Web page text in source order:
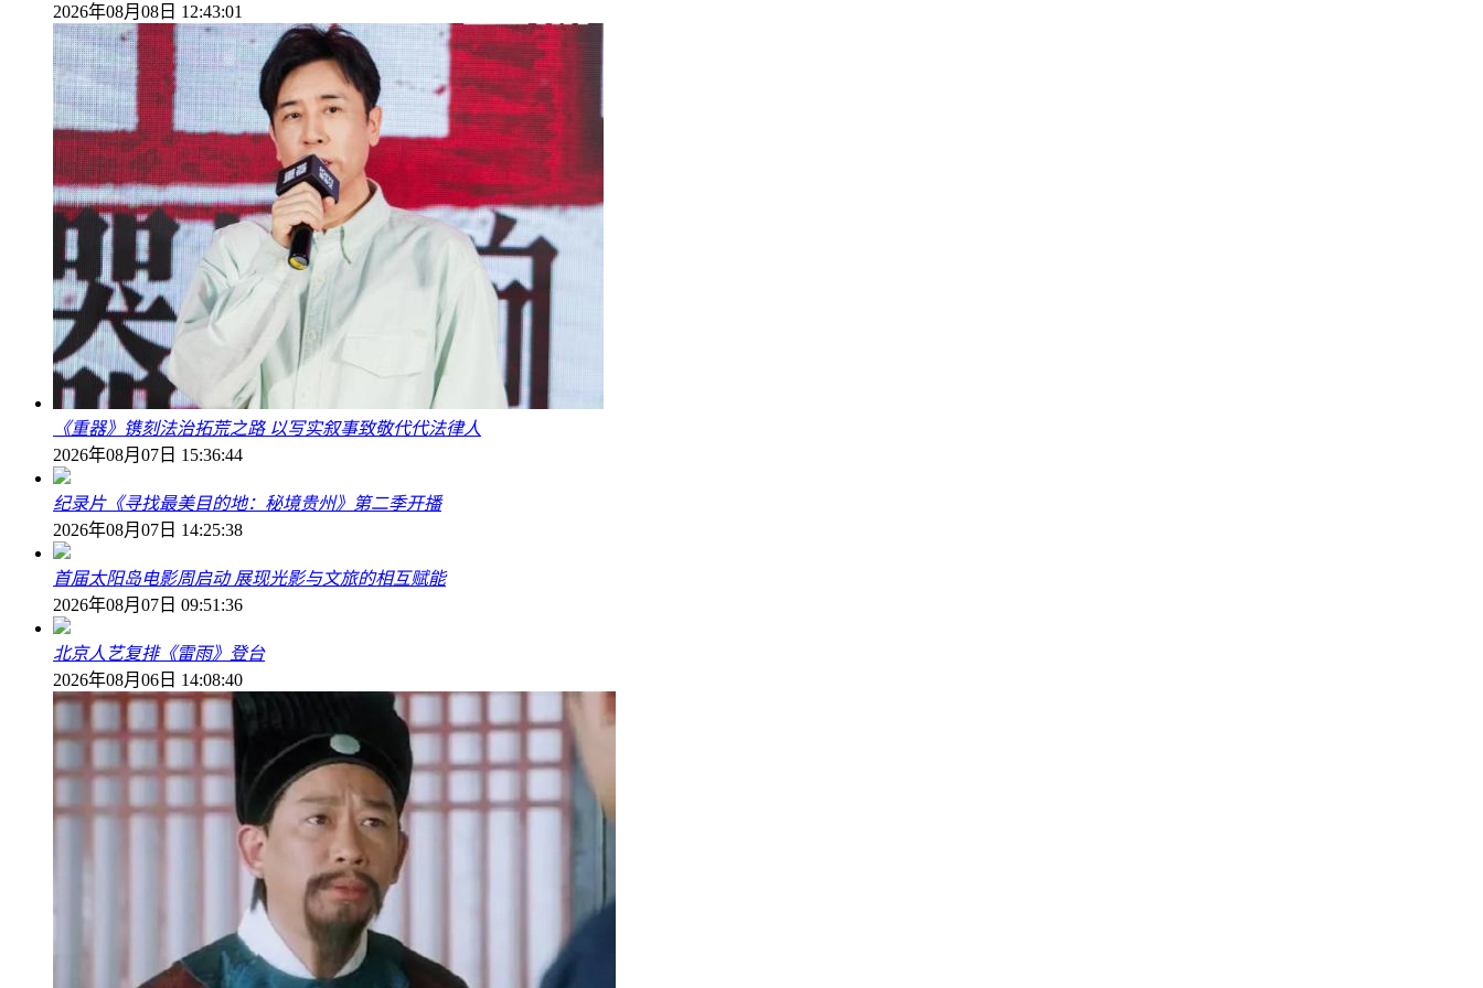
2026年08月08日 12:43:01
《重器》镌刻法治拓荒之路 以写实叙事致敬代代法律人
2026年08月07日 15:36:44
纪录片《寻找最美目的地：秘境贵州》第二季开播
2026年08月07日 14:25:38
首届太阳岛电影周启动 展现光影与文旅的相互赋能
2026年08月07日 09:51:36
北京人艺复排《雷雨》登台
2026年08月06日 14:08:40